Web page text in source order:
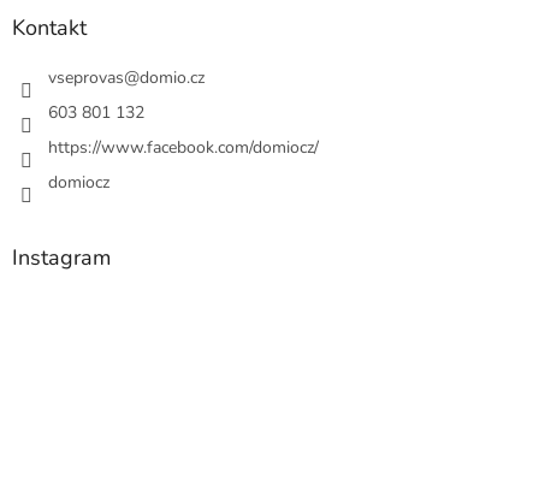
Kontakt
vseprovas@domio.cz
603 801 132
https://www.facebook.com/domiocz/
domiocz
Instagram